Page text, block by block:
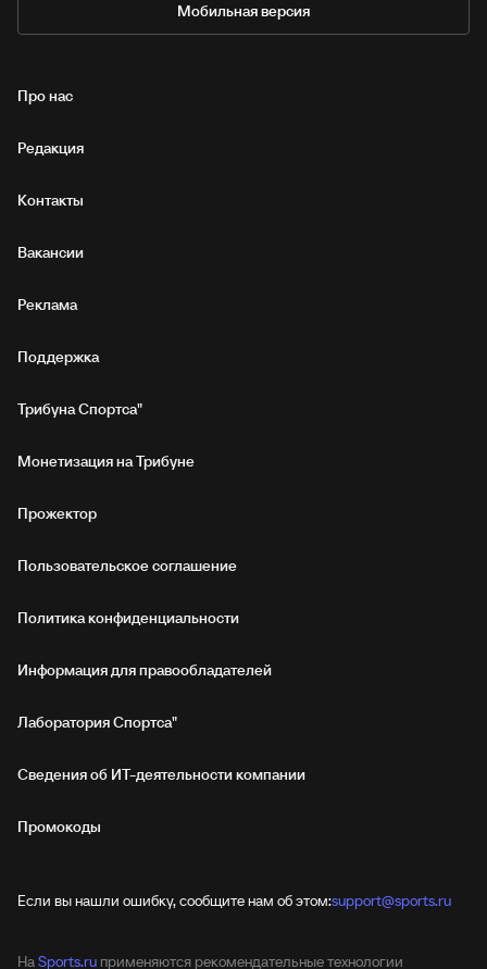
Мобильная версия
Про нас
Редакция
Контакты
Вакансии
Реклама
Поддержка
Трибуна Спортса"
Монетизация на Трибуне
Прожектор
Пользовательское соглашение
Политика конфиденциальности
Информация для правообладателей
Лаборатория Спортса"
Сведения об ИТ‑деятельности компании
Промокоды
Если вы нашли ошибку, сообщите нам об этом:support@sports.ru
НаSports.ru применяются рекомендательные технологии